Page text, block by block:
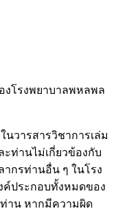
โรงพยาบาลพหลพล
วารสารวิชาการเล่ม
ท่านไม่เกี่ยวข้องกับ
กรท่านอื่น ๆ ในโรง
ค์ประกอบทั้งหมดของ
ท่าน หากมีความผิด